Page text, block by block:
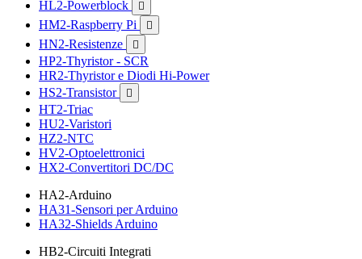
HL2-Powerblock 
HM2-Raspberry Pi 
HN2-Resistenze 
HP2-Thyristor - SCR
HR2-Thyristor e Diodi Hi-Power
HS2-Transistor

HT2-Triac
HU2-Varistori
HZ2-NTC
HV2-Optoelettronici
HX2-Convertitori DC/DC
HA2-Arduino
HA31-Sensori per Arduino
HA32-Shields Arduino
HB2-Circuiti Integrati